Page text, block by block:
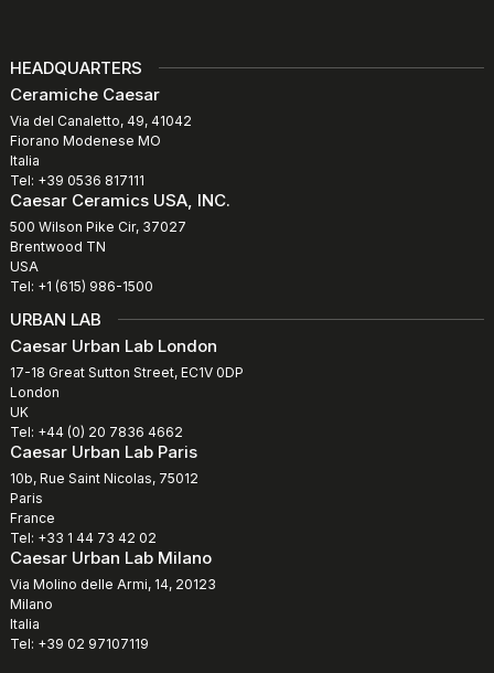
HEADQUARTERS
Ceramiche Caesar
Via del Canaletto, 49, 41042
Fiorano Modenese MO
Italia
Tel: +39 0536 817111
Caesar Ceramics USA, INC.
500 Wilson Pike Cir, 37027
Brentwood TN
USA
Tel: +1 (615) 986-1500
URBAN LAB
Caesar Urban Lab London
17-18 Great Sutton Street, EC1V 0DP
London
UK
Tel: +44 (0) 20 7836 4662
Caesar Urban Lab Paris
10b, Rue Saint Nicolas, 75012
Paris
France
Tel: +33 1 44 73 42 02
Caesar Urban Lab Milano
Via Molino delle Armi, 14, 20123
Milano
Italia
Tel: +39 02 97107119